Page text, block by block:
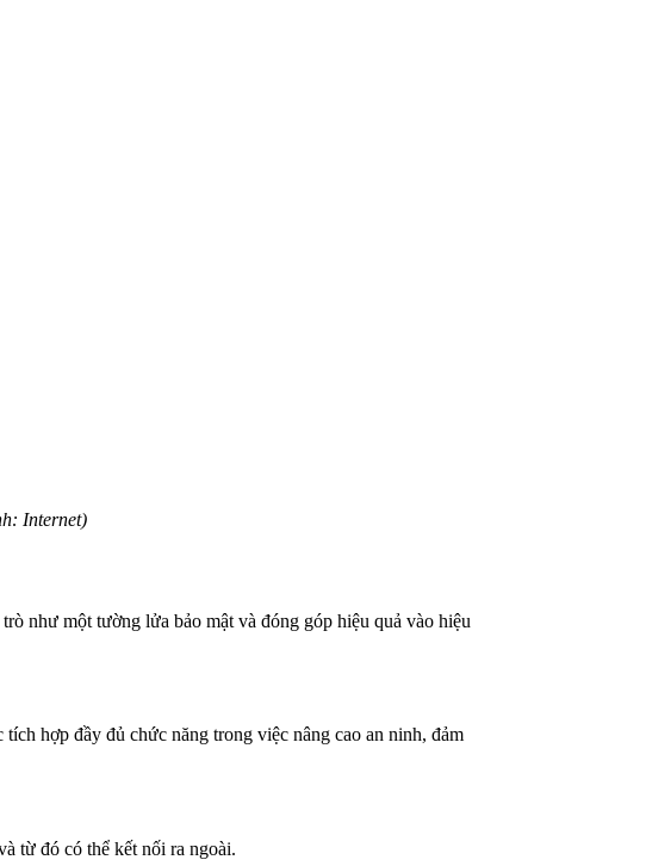
Internet)
như một tường lửa bảo mật và đóng góp hiệu quả vào hiệu
hợp đầy đủ chức năng trong việc nâng cao an ninh, đảm
từ đó có thể kết nối ra ngoài.